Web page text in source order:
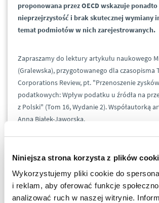
Niniejsza strona korzysta z plików
Wykorzystujemy pliki cookie do
i reklam, aby oferować funkcje
analizować ruch w naszej witrynie.
proponowana przez OECD wskazuje ponadto
nieprzejrzystość i brak skutecznej wymiany
temat podmiotów w nich zarejestrowanych.
Zapraszamy do lektury artykułu naukowego
(Gralewska), przygotowanego dla czasopisma
Corporations Review, pt. "Przenoszenie
podatkowych: Wpływ podatku u źródła na
z Polski" (Tom 16, Wydanie 2). Współautorką
Anna Białek-Jaworska.
poprzez przepływy pasywne do rajów
zmiana przepisów dotyczących podatku u
klauzulą o zakazie unikania opodatkowania,